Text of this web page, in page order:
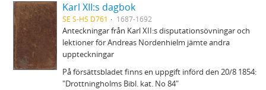
Karl XII:s dagbok
SE S-HS D761 1687-1692
Anteckningar från Karl XII:s disputationsövningar och
lektioner för Andreas Nordenhielm jämte andra
uppteckningar
På försättsbladet finns en uppgift införd den 20/8 1854:
"Drottningholms Bibl. kat. No 84"